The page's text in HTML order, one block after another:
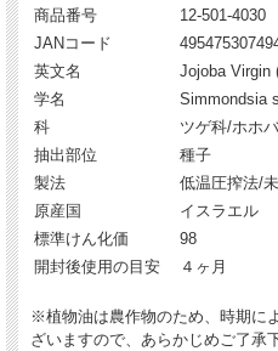
商品番号
12-501-4030
JANコード
英文名
Jojoba Virgin
学名
Simmondsia
科
ツゲ科/ホホ
抽出部位
種子
製法
低温圧搾法/
原産国
イスラエル
標準けん化価
98
開封後使用の目安
４ヶ月
※植物油は農作物のため、時期に
ざいますので、あらかじめご了承